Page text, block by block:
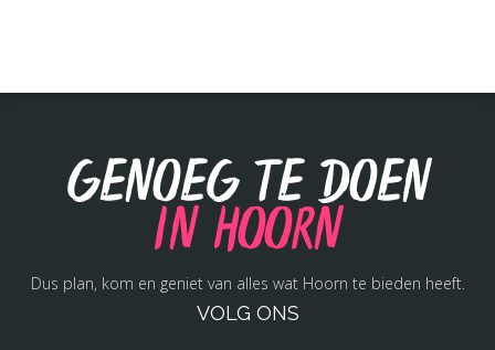
Genoeg te doen
in Hoorn
Dus plan, kom en geniet van alles wat Hoorn te bieden heeft.
VOLG ONS